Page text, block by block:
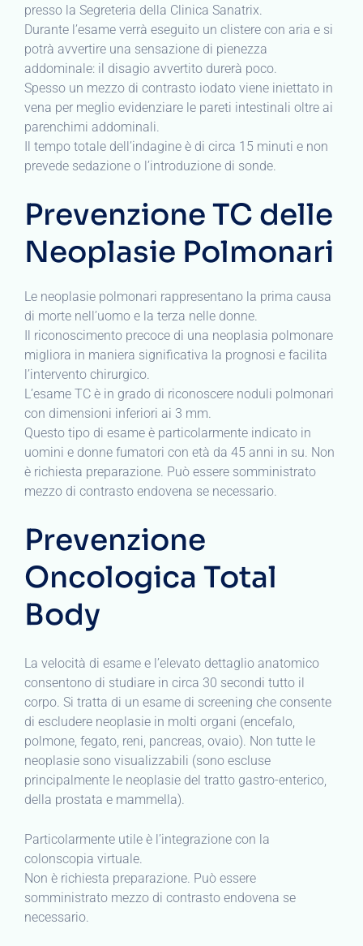
presso la Segreteria della Clinica Sanatrix.
Durante l’esame verrà eseguito un clistere con aria e si
potrà avvertire una sensazione di pienezza
addominale: il disagio avvertito durerà poco.
Spesso un mezzo di contrasto iodato viene iniettato in
vena per meglio evidenziare le pareti intestinali oltre ai
parenchimi addominali.
Il tempo totale dell’indagine è di circa 15 minuti e non
prevede sedazione o l’introduzione di sonde.
Prevenzione TC delle
Neoplasie Polmonari
Le neoplasie polmonari rappresentano la prima causa
di morte nell’uomo e la terza nelle donne.
Il riconoscimento precoce di una neoplasia polmonare
migliora in maniera significativa la prognosi e facilita
l’intervento chirurgico.
L’esame TC è in grado di riconoscere noduli polmonari
con dimensioni inferiori ai 3 mm.
Questo tipo di esame è particolarmente indicato in
uomini e donne fumatori con età da 45 anni in su. Non
è richiesta preparazione. Può essere somministrato
mezzo di contrasto endovena se necessario.
Prevenzione
Oncologica Total
Body
La velocità di esame e l’elevato dettaglio anatomico
consentono di studiare in circa 30 secondi tutto il
corpo. Si tratta di un esame di screening che consente
di escludere neoplasie in molti organi (encefalo,
polmone, fegato, reni, pancreas, ovaio). Non tutte le
neoplasie sono visualizzabili (sono escluse
principalmente le neoplasie del tratto gastro-enterico,
della prostata e mammella).
Particolarmente utile è l’integrazione con la
colonscopia virtuale.
Non è richiesta preparazione. Può essere
somministrato mezzo di contrasto endovena se
necessario.